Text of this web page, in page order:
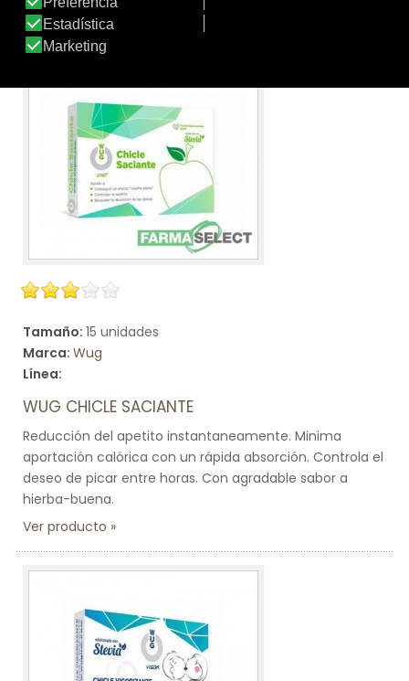
Ver producto
Tamaño: 15 unidades
Marca: Wug
Línea:
WUG CHICLE SACIANTE
Reducción del apetito instantaneamente. Minima
aportación calórica con un rápida absorción. Controla el
deseo de picar entre horas. Con agradable sabor a
hierba-buena.
Ver producto